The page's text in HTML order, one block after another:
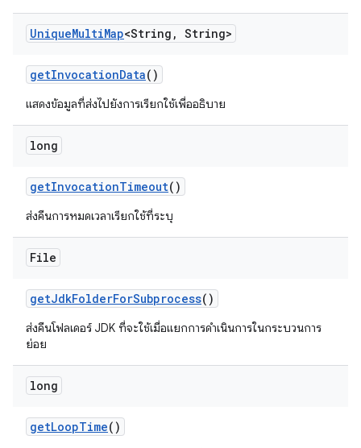
UniqueMultiMap<String , String>
getInvocationData()
แสดงข้อมูลที่ส่งไปยังการเรียกใช้เพื่ออธิบาย
long
getInvocationTimeout()
ส่งคืนการหมดเวลาเรียกใช้ที่ระบุ
File
getJdkFolderForSubprocess()
ส่งคืนโฟลเดอร์ JDK ที่จะใช้เมื่อแยกการดำเนินการในกระบวนการ
ย่อย
long
getLoopTime()